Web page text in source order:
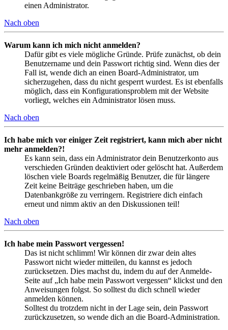
einen Administrator.
Nach oben
Warum kann ich mich nicht anmelden?
Dafür gibt es viele mögliche Gründe. Prüfe zunächst, ob dein
Benutzername und dein Passwort richtig sind. Wenn dies der
Fall ist, wende dich an einen Board-Administrator, um
sicherzugehen, dass du nicht gesperrt wurdest. Es ist ebenfalls
möglich, dass ein Konfigurationsproblem mit der Website
vorliegt, welches ein Administrator lösen muss.
Nach oben
Ich habe mich vor einiger Zeit registriert, kann mich aber nicht
mehr anmelden?!
Es kann sein, dass ein Administrator dein Benutzerkonto aus
verschieden Gründen deaktiviert oder gelöscht hat. Außerdem
löschen viele Boards regelmäßig Benutzer, die für längere
Zeit keine Beiträge geschrieben haben, um die
Datenbankgröße zu verringern. Registriere dich einfach
erneut und nimm aktiv an den Diskussionen teil!
Nach oben
Ich habe mein Passwort vergessen!
Das ist nicht schlimm! Wir können dir zwar dein altes
Passwort nicht wieder mitteilen, du kannst es jedoch
zurücksetzen. Dies machst du, indem du auf der Anmelde-
Seite auf „Ich habe mein Passwort vergessen“ klickst und den
Anweisungen folgst. So solltest du dich schnell wieder
anmelden können.
Solltest du trotzdem nicht in der Lage sein, dein Passwort
zurückzusetzen, so wende dich an die Board-Administration.